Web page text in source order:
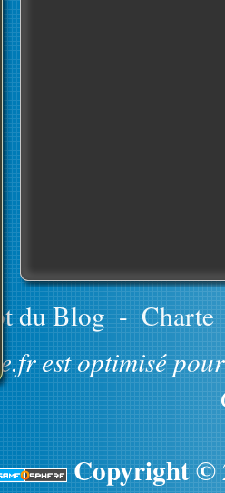
du Blog - Charte
est optimisé
Copyright ©